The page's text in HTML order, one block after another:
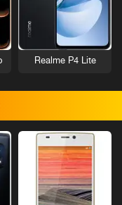
Realme P4 Lite